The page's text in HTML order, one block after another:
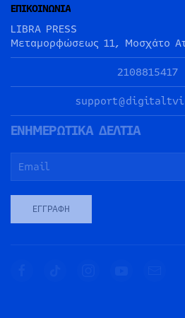
ΕΠΙΚΟΙΝΩΝΙΑ
LIBRA PRESS
Μεταμορφώσεως 11, Μοσχάτο
2108815417
ΕΝΗΜΕΡΩΤΙΚΑ ΔΕΛΤΙΑ
ΕΓΓΡΑΦΉ